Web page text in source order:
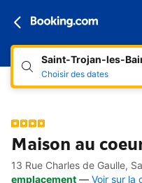
Saint-Trojan-les-
Choisir des dates
Maison au
Accès rapides
Aller à la description
Aller aux équipements
Aller aux hébergements
Aller aux conditions
13 Rue Charles de Gaulle,
emplacement — Voir sur la